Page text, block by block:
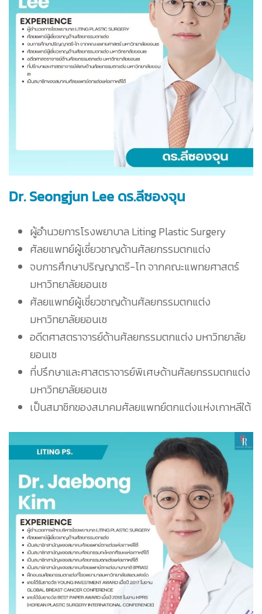
Dr. Seongjun Lee ดร.ลีซองจุน
ผู้อำนวยการโรงพยาบาล Liting Plastic Surgery
ศัลยแพทย์ผู้เชี่ยวชาญด้านศัลยกรรมตกแต่ง
จบการศึกษาปริญญาตรี-โท จากคณะแพทยศาสตร์
มหาวิทยาลัยยอนเซ
ศัลยแพทย์ผู้เชี่ยวชาญด้านศัลยกรรมตกแต่ง
มหาวิทยาลัยยอนเซ
อดีตศาสตราจารย์ด้านศัลยกรรมตกแต่ง มหาวิทยาลัย
ยอนเซ
ที่ปรึกษาและศาสตราจารย์พิเศษด้านศัลยกรรมตกแต่ง
มหาวิทยาลัยยอนเซ
เป็นสมาชิกของสมาคมศัลยแพทย์ตกแต่งแห่งเกาหลีใต้